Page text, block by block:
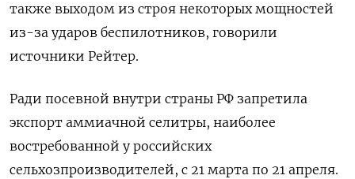
также выходом из строя некоторых мощностей
из-за ударов ‌беспилотников, говорили
источники Рейтер.
Ради посевной внутри страны РФ запретила
экспорт ‌аммиачной селитры, наиболее
востребованной у российских
сельхозпроизводителей, с 21 марта по 21 апреля.